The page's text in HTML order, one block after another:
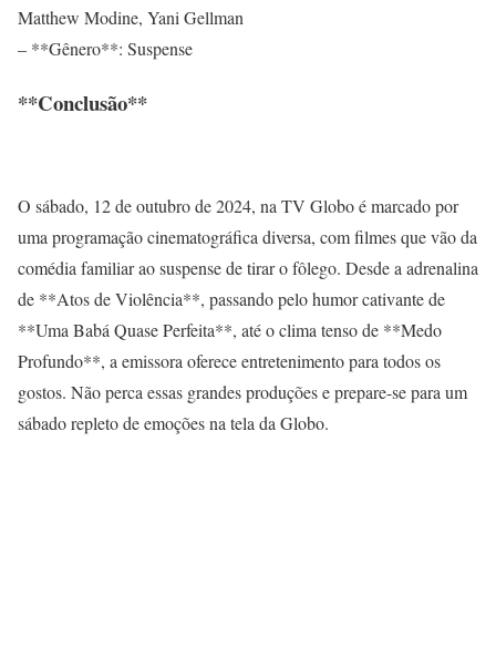
Matthew Modine, Yani Gellman
– **Gênero**: Suspense
**Conclusão**
O sábado, 12 de outubro de 2024, na TV Globo é marcado por
uma programação cinematográfica diversa, com filmes que vão da
comédia familiar ao suspense de tirar o fôlego. Desde a adrenalina
de **Atos de Violência**, passando pelo humor cativante de
**Uma Babá Quase Perfeita**, até o clima tenso de **Medo
Profundo**, a emissora oferece entretenimento para todos os
gostos. Não perca essas grandes produções e prepare-se para um
sábado repleto de emoções na tela da Globo.